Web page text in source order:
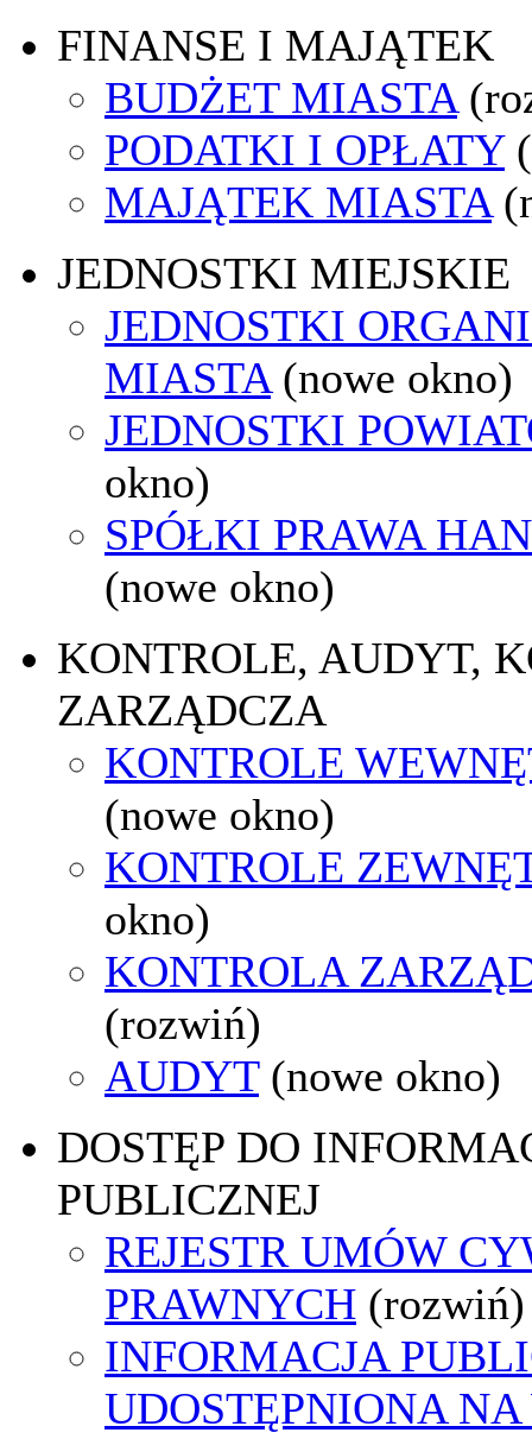
FINANSE I MAJĄTEK
BUDŻET MIASTA
PODATKI I OPŁATY
MAJĄTEK MIASTA
JEDNOSTKI MIEJSKIE
JEDNOSTKI
MIASTA (nowe okno)
JEDNOSTKI
okno)
SPÓŁKI PRAWA
(nowe okno)
KONTROLE, AUDYT,
ZARZĄDCZA
KONTROLE
(nowe okno)
KONTROLE
okno)
KONTROLA
(rozwiń)
AUDYT (nowe okno)
DOSTĘP DO
PUBLICZNEJ
REJESTR UMÓW
PRAWNYCH (rozwiń)
INFORMACJA
UDOSTĘPNIONA